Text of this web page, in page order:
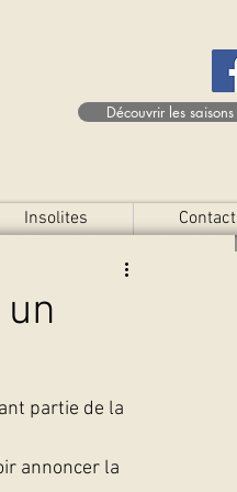
Découvrir les saisons
Insolites Contact
partie de la
annoncer la